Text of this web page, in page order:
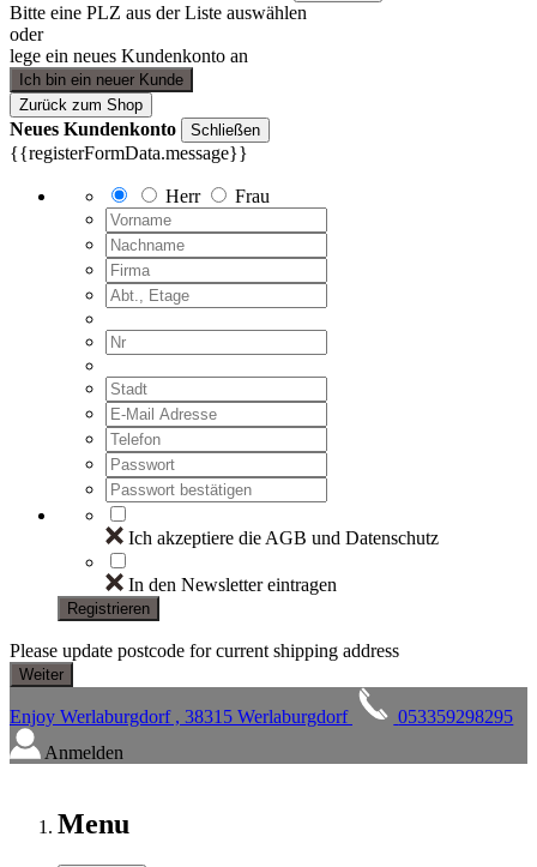
Bitte eine PLZ aus der Liste auswählen
oder
lege ein neues Kundenkonto an
Ich bin ein neuer Kunde
Zurück zum Shop
Neues Kundenkonto Schließen
{{registerFormData.message}}
Herr Frau
Ich akzeptiere die AGB und Datenschutz
In den Newsletter eintragen
Registrieren
Please update postcode for current shipping address
Enjoy Werlaburgdorf , 38315 Werlaburgdorf
053359298295
Anmelden
Menu